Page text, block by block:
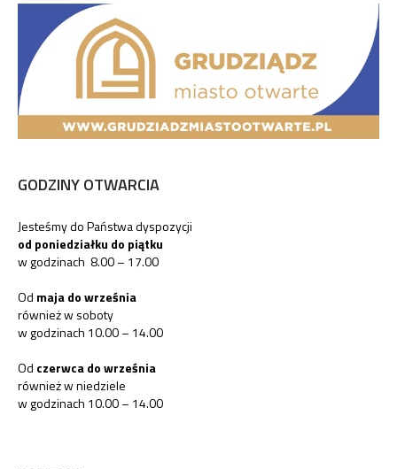
GODZINY OTWARCIA
Jesteśmy do Państwa dyspozycji
od poniedziałku do piątku
w godzinach 8.00 – 17.00
Od maja do września
również w soboty
w godzinach 10.00 – 14.00
Od czerwca do września
również w niedziele
w godzinach 10.00 – 14.00